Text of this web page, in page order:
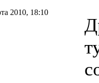
2010, 18:10